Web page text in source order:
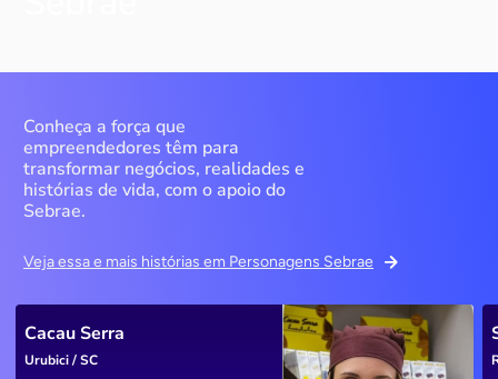
Conheça a força que
empreendedores têm para
transformar negócios, realidades e
histórias de vida, com o apoio do
Sebrae.
Veja essa e mais histórias em Personagens Sebrae
Cacau Serra
Urubici / SC